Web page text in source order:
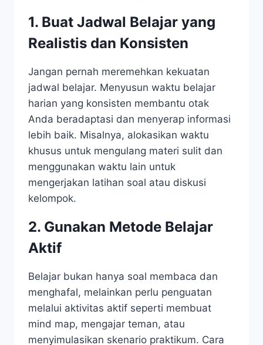
1. Buat Jadwal Belajar yang
Realistis dan Konsisten
Jangan pernah meremehkan kekuatan
jadwal belajar. Menyusun waktu belajar
harian yang konsisten membantu otak
Anda beradaptasi dan menyerap informasi
lebih baik. Misalnya, alokasikan waktu
khusus untuk mengulang materi sulit dan
menggunakan waktu lain untuk
mengerjakan latihan soal atau diskusi
kelompok.
2. Gunakan Metode Belajar
Aktif
Belajar bukan hanya soal membaca dan
menghafal, melainkan perlu penguatan
melalui aktivitas aktif seperti membuat
mind map, mengajar teman, atau
menyimulasikan skenario praktikum. Cara